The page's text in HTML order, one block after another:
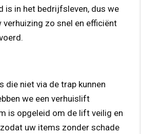
is in het bedrijfsleven, dus we
zo snel en efficiënt
die niet via de trap kunnen
we een verhuislift
is opgeleid om de lift veilig en
uw items zonder schade